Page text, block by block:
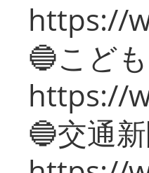
https://
🔵こど
https://
🔵交通